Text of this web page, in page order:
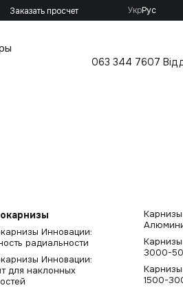
Заказать просчет УкрРус
063 344 7607
Инновации:
радиальности
Инновации:
для наклонных
3000-
1500-